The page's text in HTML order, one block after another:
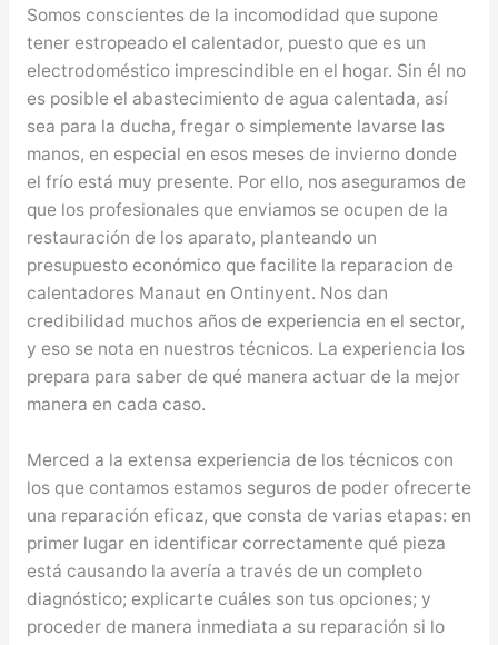
Somos conscientes de la incomodidad que supone
tener estropeado el calentador, puesto que es un
electrodoméstico imprescindible en el hogar. Sin él no
es posible el abastecimiento de agua calentada, así
sea para la ducha, fregar o simplemente lavarse las
manos, en especial en esos meses de invierno donde
el frío está muy presente. Por ello, nos aseguramos de
que los profesionales que enviamos se ocupen de la
restauración de los aparato, planteando un
presupuesto económico que facilite la reparacion de
calentadores Manaut en Ontinyent. Nos dan
credibilidad muchos años de experiencia en el sector,
y eso se nota en nuestros técnicos. La experiencia los
prepara para saber de qué manera actuar de la mejor
manera en cada caso.
Merced a la extensa experiencia de los técnicos con
los que contamos estamos seguros de poder ofrecerte
una reparación eficaz, que consta de varias etapas: en
primer lugar en identificar correctamente qué pieza
está causando la avería a través de un completo
diagnóstico; explicarte cuáles son tus opciones; y
proceder de manera inmediata a su reparación si lo